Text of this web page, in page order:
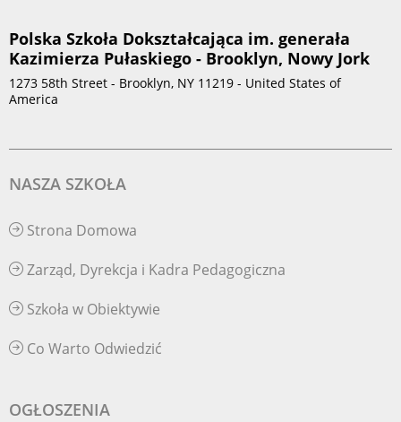
Polska Szkoła Dokształcająca im. generała
Kazimierza Pułaskiego - Brooklyn, Nowy Jork
1273 58th Street - Brooklyn, NY 11219 - United States of
America
NASZA SZKOŁA
Strona Domowa
Zarząd, Dyrekcja i Kadra Pedagogiczna
Szkoła w Obiektywie
Co Warto Odwiedzić
OGŁOSZENIA